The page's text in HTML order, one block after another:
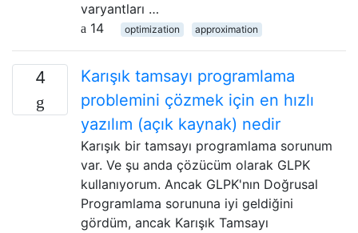
varyantları …
14
optimization approximation
4
Karışık tamsayı programlama
problemini çözmek için en hızlı
yazılım (açık kaynak) nedir
Karışık bir tamsayı programlama sorunum
var. Ve şu anda çözücüm olarak GLPK
kullanıyorum. Ancak GLPK'nın Doğrusal
Programlama sorununa iyi geldiğini
gördüm, ancak Karışık Tamsayı